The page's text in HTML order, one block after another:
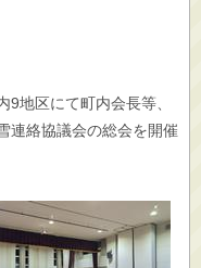
地区にて町内会長等、
連絡協議会の総会を開催